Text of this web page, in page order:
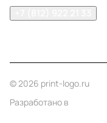
© 2026 print-logo.ru
Разработано в